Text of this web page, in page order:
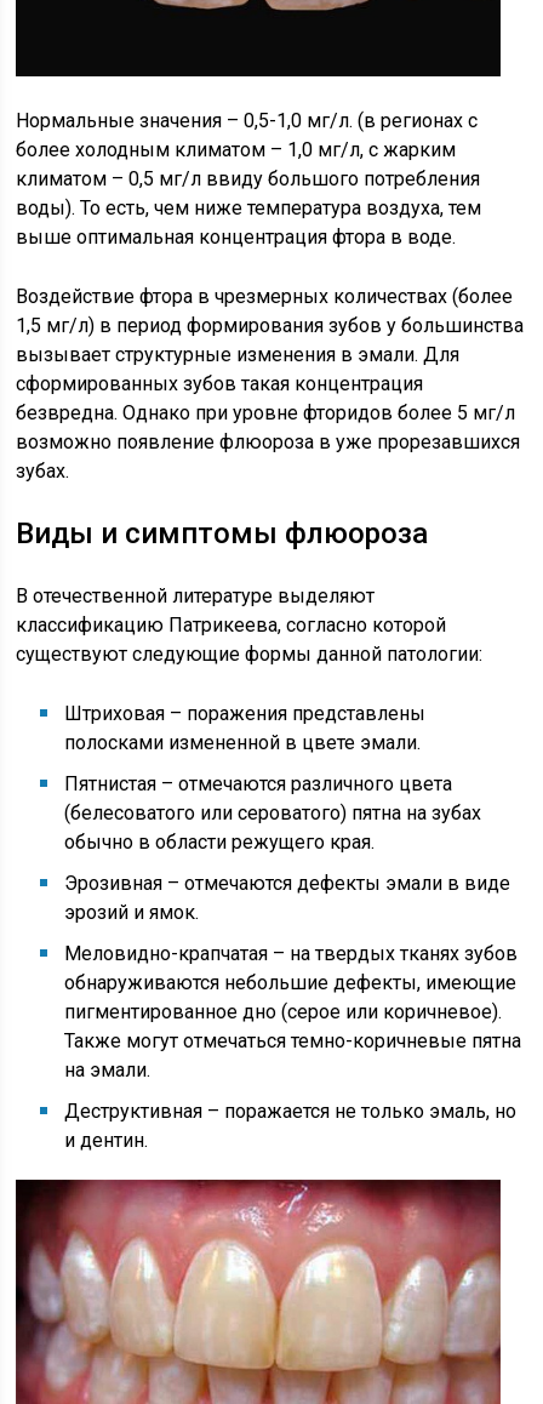
Нормальные значения – 0,5-1,0 мг/л. (в регионах с
более холодным климатом – 1,0 мг/л, с жарким
климатом – 0,5 мг/л ввиду большого потребления
воды). То есть, чем ниже температура воздуха, тем
выше оптимальная концентрация фтора в воде.
Воздействие фтора в чрезмерных количествах (более
1,5 мг/л) в период формирования зубов у большинства
вызывает структурные изменения в эмали. Для
сформированных зубов такая концентрация
безвредна. Однако при уровне фторидов более 5 мг/л
возможно появление флюороза в уже прорезавшихся
зубах.
Виды и симптомы флюороза
В отечественной литературе выделяют
классификацию Патрикеева, согласно которой
существуют следующие формы данной патологии:
Штриховая – поражения представлены
полосками измененной в цвете эмали.
Пятнистая – отмечаются различного цвета
(белесоватого или сероватого) пятна на зубах
обычно в области режущего края.
Эрозивная – отмечаются дефекты эмали в виде
эрозий и ямок.
Меловидно-крапчатая – на твердых тканях зубов
обнаруживаются небольшие дефекты, имеющие
пигментированное дно (серое или коричневое).
Также могут отмечаться темно-коричневые пятна
на эмали.
Деструктивная – поражается не только эмаль, но
и дентин.